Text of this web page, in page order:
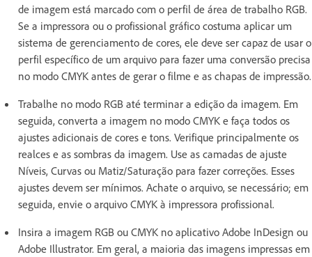
de imagem está marcado com o perfil de área de trabalho RGB.
Se a impressora ou o profissional gráfico costuma aplicar um
sistema de gerenciamento de cores, ele deve ser capaz de usar o
perfil específico de um arquivo para fazer uma conversão precisa
no modo CMYK antes de gerar o filme e as chapas de impressão.
Trabalhe no modo RGB até terminar a edição da imagem. Em
seguida, converta a imagem no modo CMYK e faça todos os
ajustes adicionais de cores e tons. Verifique principalmente os
realces e as sombras da imagem. Use as camadas de ajuste
Níveis, Curvas ou Matiz/Saturação para fazer correções. Esses
ajustes devem ser mínimos. Achate o arquivo, se necessário; em
seguida, envie o arquivo CMYK à impressora profissional.
Insira a imagem RGB ou CMYK no aplicativo Adobe InDesign ou
Adobe Illustrator. Em geral, a maioria das imagens impressas em